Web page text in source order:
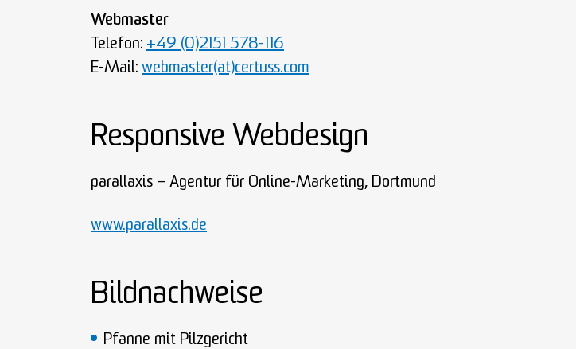
Webmaster
Telefon: +49 (0)2151 578-116
E-Mail: webmaster(at)certuss.com
Responsive Webdesign
parallaxis – Agentur für Online-Marketing, Dortmund
www.parallaxis.de
Bildnachweise
Pfanne mit Pilzgericht